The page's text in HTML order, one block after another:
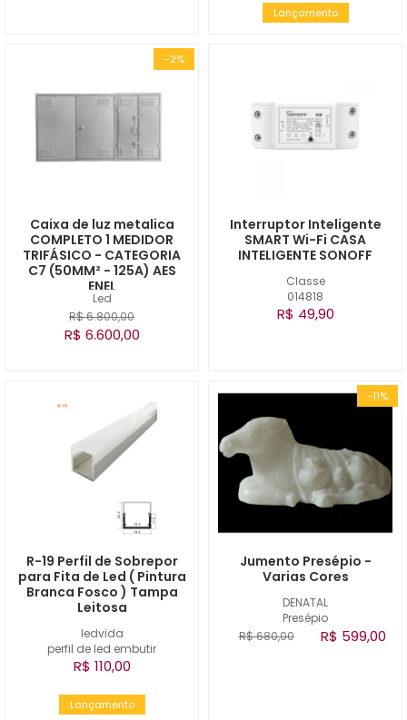
Lançamento
-2%
Led
Caixa de luz metalica
COMPLETO 1 MEDIDOR
TRIFÁSICO - CATEGORIA
C7 (50MM² - 125A) AES
ENEL
R$ 6.800,00
R$ 6.600,00
Classe
014818
Interruptor Inteligente
SMART Wi-Fi CASA
INTELIGENTE SONOFF
R$ 49,90
ledvida
perfil de led embutir
R-19 Perfil de Sobrepor
para Fita de Led ( Pintura
Branca Fosco ) Tampa
Leitosa
R$ 110,00
Lançamento
-11%
DENATAL
Presépio
Jumento Presépio -
Varias Cores
R$ 680,00 R$ 599,00